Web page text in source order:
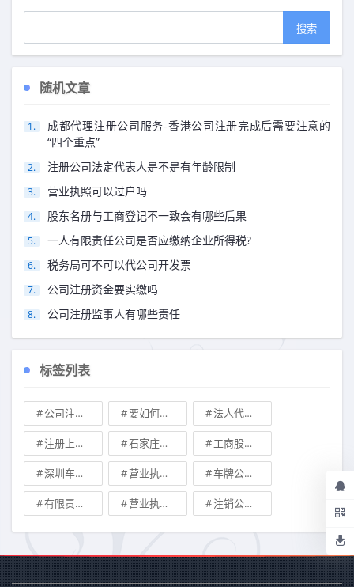
随机文章
成都代理注册公司服务-香港公司注册完成后需要注意的
“四个重点”
注册公司法定代表人是不是有年龄限制
营业执照可以过户吗
股东名册与工商登记不一致会有哪些后果
一人有限责任公司是否应缴纳企业所得税?
税务局可不可以代公司开发票
公司注册资金要实缴吗
公司注册监事人有哪些责任
标签列表
公司注册地址可不可以改 要如何注册成立家族公司 法人代表变更\
注册上海公司 石家庄典当行转让 工商股权转让
深圳车牌可以转让吗？ 营业执照也能卖钱么 车牌公司转让，北京带车牌公司转让\
有限责任公司的出资份额能继承吗 营业执照有效期是多久 注销公司收费\